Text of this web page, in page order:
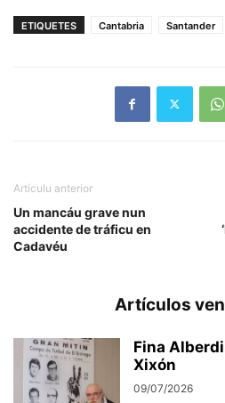
ETIQUETES Cantabria Santander
Artículu anterior
Un mancáu grave nun
accidente de tráficu en
Cadavéu
Artículos
Fina
Xixón
09/07/2026